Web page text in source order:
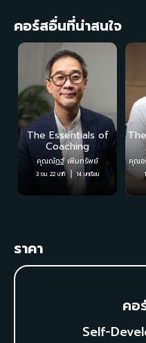
คอร์สอื่นที่น่าสนใจ
The Essentials of
Coaching
คุณณัฏฐ์ เพิ่มทรัพย์
3 ชม. 22 นาที 14 บทเรียน
คุณอ
ราคา
คอ
Self-